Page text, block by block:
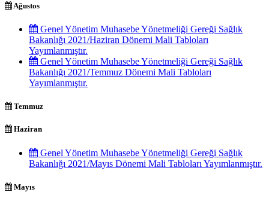
Ağustos
Genel Yönetim Muhasebe Yönetmeliği Gereği Sağlık
Bakanlığı 2021/Haziran Dönemi Mali Tabloları
Yayımlanmıştır.
Genel Yönetim Muhasebe Yönetmeliği Gereği Sağlık
Bakanlığı 2021/Temmuz Dönemi Mali Tabloları
Yayımlanmıştır.
Temmuz
Haziran
Genel Yönetim Muhasebe Yönetmeliği Gereği Sağlık
Bakanlığı 2021/Mayıs Dönemi Mali Tabloları Yayımlanmıştır.
Mayıs